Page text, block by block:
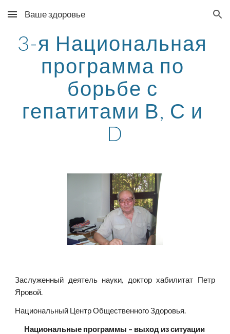
Skip to main content Skip to navigation
Ваше здоровье
3-я Национальная
программа по
борьбе с
гепатитами В, С и
D
Заслуженный деятель науки, доктор хабилитат Петр
Яровой.
Национальный Центр Общественного Здоровья.
Национальные программы – выход из ситуации